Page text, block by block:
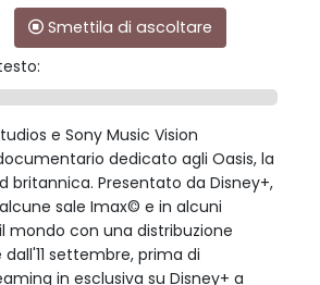
Smettila di ascoltare
e Sony Music Vision
dedicato agli Oasis, la
britannica. Presentato da Disney+,
sale Imax© e in alcuni
mondo con una distribuzione
settembre, prima di
in esclusiva su Disney+ a